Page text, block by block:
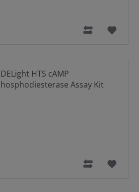
HTS cAMP
Assay Kit